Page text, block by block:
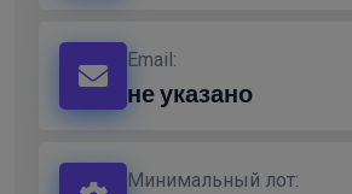
Email:
не указано
Минимальный лот: